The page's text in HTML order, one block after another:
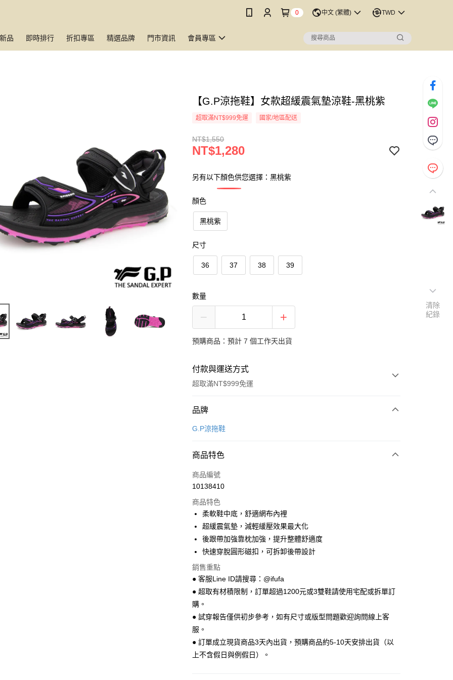
0 中文 (繁體) TWD
品 即時排行 折扣專區 精選品牌 門市資訊 會員專區
【G.P涼拖鞋】女款超緩震氣墊涼鞋-黑桃紫
超取滿NT$999免運 國家/地區配送
NT$1,550
NT$1,280
另有以下顏色供您選擇：黑桃紫
顏色
黑桃紫
尺寸
36 37 38 39
數量
預購商品：預計 7 個工作天出貨
付款與運送方式
超取滿NT$999免運
付款方式
信用卡一次付款
Apple Pay
街口支付
悠遊付
Google Pay
AFTEE先享後付
相關說明
【關於「AFTEE先享後付」】
AFTEE先享後付是「在收到商品之後才付款」的支付方式。 讓您購物簡單
便利好安心！
１．簡單：不需註冊會員、不需綁卡、不需儲值。
３．安心：先確認商品／服務後，再付款。
ATM付款
運送方式
全家 取貨付款
品牌
G.P涼拖鞋
商品特色
商品編號
10138410
商品特色
柔軟鞋中底，舒適網布內裡
超緩震氣墊，減輕緩壓效果最大化
後跟帶加強靠枕加強，提升整體舒適度
快速穿脫圓形磁扣，可拆卸後帶設計
銷售重點
● 客服Line ID請搜尋：@ifufa
● 超取有材積限制，訂單超過1200元或3雙鞋請使用宅配或拆單訂
購。
● 試穿報告僅供初步參考，如有尺寸或版型問題歡迎詢問線上客
服。
● 訂單成立現貨商品3天內出貨，預購商品約5-10天安排出貨（以
上不含假日與例假日）。
清除
紀錄